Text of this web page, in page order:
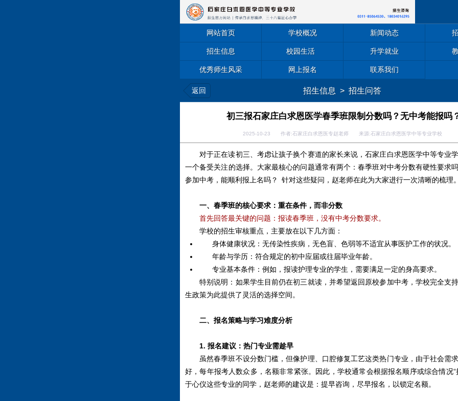
网站首页 学校概况 新闻动态
招生信息 校园生活 升学就业
优秀师生风采 网上报名 联系我们
返回 招生信息 > 招生问答
初三报石家庄白求恩医学春季班限制分数吗？无中考能报吗
2025-10-23 作者:石家庄白求恩医专赵老师 来源:石家庄白求恩医学中等专业学校
对于正在读初三、考虑让孩子换个赛道的家长来说，石家庄白求恩医学中等专业
一个备受关注的选择。大家最核心的问题通常有两个：春季班对中考分数有硬性要求
参加中考，能顺利报上名吗？ 针对这些疑问，赵老师在此为大家进行一次清晰的梳理
一、春季班的核心要求：重在条件，而非分数
首先回答最关键的问题：报读春季班，没有中考分数要求。
学校的招生审核重点，主要放在以下几方面：
身体健康状况：无传染性疾病，无色盲、色弱等不适宜从事医护工作的状况。
年龄与学历：符合规定的初中应届或往届毕业年龄。
专业基本条件：例如，报读护理专业的学生，需要满足一定的身高要求。
特别说明：如果学生目前仍在初三就读，并希望返回原校参加中考，学校完全支
生政策为此提供了灵活的选择空间。
二、报名策略与学习难度分析
1. 报名建议：热门专业需趁早
虽然春季班不设分数门槛，但像护理、口腔修复工艺这类热门专业，由于社会需
好，每年报考人数众多，名额非常紧张。因此，学校通常会根据报名顺序或综合情况“
于心仪这些专业的同学，赵老师的建议是：提早咨询，尽早报名，以锁定名额。